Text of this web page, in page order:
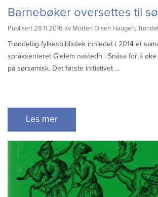
Barnebøker oversettes til
Publisert 28.11.2016 av Morten Olsen Haugen,
Trøndelag fylkesbibliotek innledet i 2014 et
språksenteret Gïelem nastedh i Snåsa for å
på sørsamisk. Det første initiativet …
Les mer